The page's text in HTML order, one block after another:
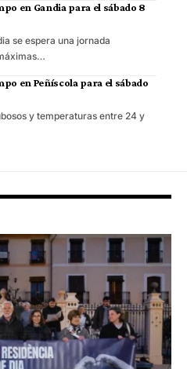
en Gandia para el sábado 8
se espera una jornada
en Peñíscola para el sábado
y temperaturas entre 24 y